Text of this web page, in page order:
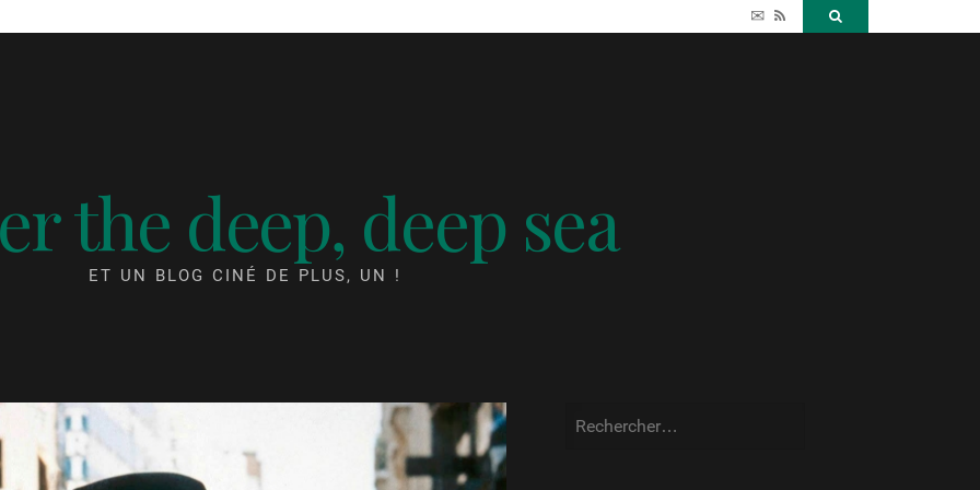
✉ RSS
the deep, deep sea
ET UN BLOG CINÉ DE PLUS, UN !